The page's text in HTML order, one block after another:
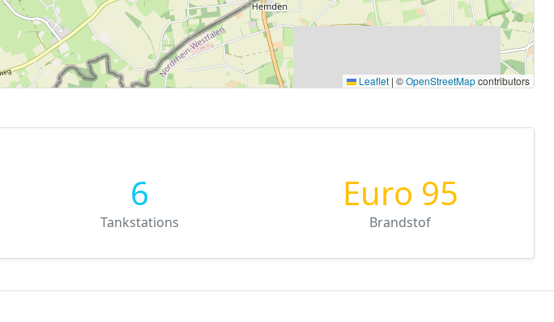
Leaflet | ©OpenStreetMapcontributors
6
Tankstations
Euro 95
Brandstof